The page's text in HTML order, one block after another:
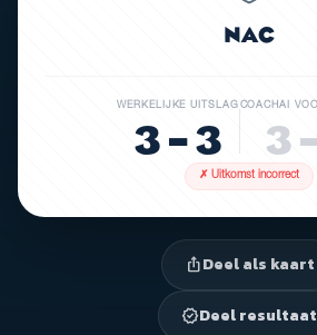
NAC
WERKELIJKE UITSLAG
3 – 3
COACHAI
3
✗ Uitkomst incorrect
ios_shareDeel als kaart
verifiedDeel resultaat